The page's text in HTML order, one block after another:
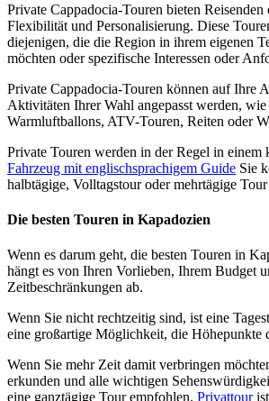
Private Cappadocia-Touren bieten
Flexibilität und Personalisierung. Diese
diejenigen, die die Region in ihrem eigenen
möchten oder spezifische Interessen oder
Private Cappadocia-Touren können auf Ihre
Aktivitäten Ihrer Wahl angepasst werden,
Warmluftballons, ATV-Touren, Reiten oder
Private Touren werden in der Regel in einem
Fahrzeug mit englischsprachigem Guide Sie
halbtägige, Volltagstour oder mehrtägige
Die besten Touren in Kapadozien
Wenn es darum geht, die besten Touren in
hängt es von Ihren Vorlieben, Ihrem Budget
Zeitbeschränkungen ab.
Wenn Sie nicht rechtzeitig sind, ist eine
eine großartige Möglichkeit, die Höhepunkte
Wenn Sie mehr Zeit damit verbringen
erkunden und alle wichtigen
eine ganztägige Tour empfohlen. Privattourist